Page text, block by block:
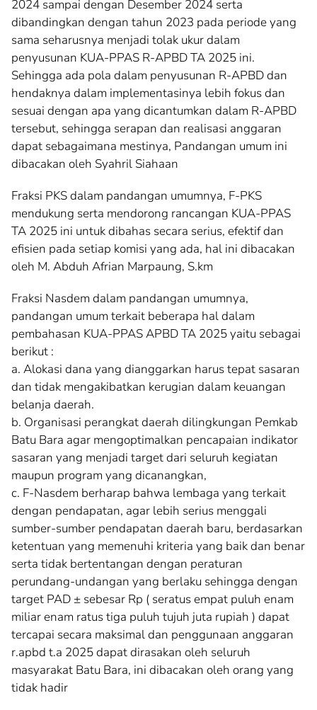
2024 sampai dengan Desember 2024 serta
dibandingkan dengan tahun 2023 pada periode yang
sama seharusnya menjadi tolak ukur dalam
penyusunan KUA-PPAS R-APBD TA 2025 ini.
Sehingga ada pola dalam penyusunan R-APBD dan
hendaknya dalam implementasinya lebih fokus dan
sesuai dengan apa yang dicantumkan dalam R-APBD
tersebut, sehingga serapan dan realisasi anggaran
dapat sebagaimana mestinya, Pandangan umum ini
dibacakan oleh Syahril Siahaan
Fraksi PKS dalam pandangan umumnya, F-PKS
mendukung serta mendorong rancangan KUA-PPAS
TA 2025 ini untuk dibahas secara serius, efektif dan
efisien pada setiap komisi yang ada, hal ini dibacakan
oleh M. Abduh Afrian Marpaung, S.km
Fraksi Nasdem dalam pandangan umumnya,
pandangan umum terkait beberapa hal dalam
pembahasan KUA-PPAS APBD TA 2025 yaitu sebagai
berikut :
a. Alokasi dana yang dianggarkan harus tepat sasaran
dan tidak mengakibatkan kerugian dalam keuangan
belanja daerah.
b. Organisasi perangkat daerah dilingkungan Pemkab
Batu Bara agar mengoptimalkan pencapaian indikator
sasaran yang menjadi target dari seluruh kegiatan
maupun program yang dicanangkan,
c. F-Nasdem berharap bahwa lembaga yang terkait
dengan pendapatan, agar lebih serius menggali
sumber-sumber pendapatan daerah baru, berdasarkan
ketentuan yang memenuhi kriteria yang baik dan benar
serta tidak bertentangan dengan peraturan
perundang-undangan yang berlaku sehingga dengan
target PAD ± sebesar Rp ( seratus empat puluh enam
miliar enam ratus tiga puluh tujuh juta rupiah ) dapat
tercapai secara maksimal dan penggunaan anggaran
r.apbd t.a 2025 dapat dirasakan oleh seluruh
masyarakat Batu Bara, ini dibacakan oleh orang yang
tidak hadir